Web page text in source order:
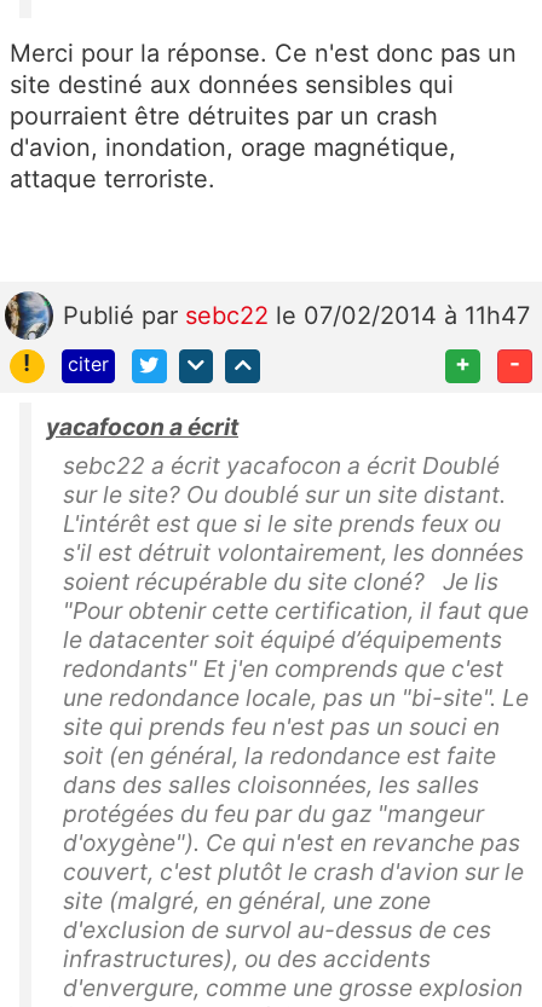
Merci pour la réponse. Ce n'est donc pas un
site destiné aux données sensibles qui
pourraient être détruites par un crash
d'avion, inondation, orage magnétique,
attaque terroriste.
Publié par sebc22 le 07/02/2014 à 11h47
!
citer + -
yacafocon a écrit
sebc22 a écrit yacafocon a écrit Doublé
sur le site? Ou doublé sur un site distant.
L'intérêt est que si le site prends feux ou
s'il est détruit volontairement, les données
soient récupérable du site cloné? Je lis
"Pour obtenir cette certification, il faut que
le datacenter soit équipé d’équipements
redondants" Et j'en comprends que c'est
une redondance locale, pas un "bi-site". Le
site qui prends feu n'est pas un souci en
soit (en général, la redondance est faite
dans des salles cloisonnées, les salles
protégées du feu par du gaz "mangeur
d'oxygène"). Ce qui n'est en revanche pas
couvert, c'est plutôt le crash d'avion sur le
site (malgré, en général, une zone
d'exclusion de survol au-dessus de ces
infrastructures), ou des accidents
d'envergure, comme une grosse explosion